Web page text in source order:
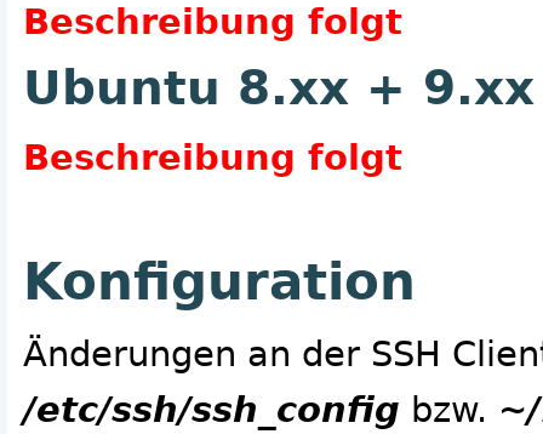
Beschreibung folgt
Ubuntu 8.xx + 9.xx
Beschreibung folgt
Konfiguration
Änderungen an der SSH
/etc/ssh/ssh_config bzw.